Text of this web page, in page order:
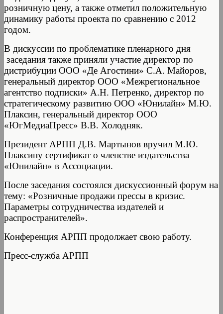
розничную цену, а также отметил положительную
динамику работы проекта по сравнению с 2012
годом.
В дискуссии по проблематике пленарного дня
заседания также приняли участие директор по
дистрибуции ООО «Де Агостини» С.А. Майоров,
генеральный директор ООО «Межрегиональное
агентство подписки» А.Н. Петренко, директор по
стратегическому развитию ООО «Юнилайн» М.Ю.
Плаксин, генеральный директор ООО
«ЮгМедиаПресс» В.В. Холодняк.
Президент АРПП Д.В. Мартынов вручил М.Ю.
Плаксину сертификат о членстве издательства
«Юнилайн» в Ассоциации.
После заседания состоялся дискуссионный форум на
тему: «Розничные продажи прессы в кризис.
Параметры сотрудничества издателей и
распространителей».
Конференция АРПП продолжает свою работу.
Пресс-служба АРПП